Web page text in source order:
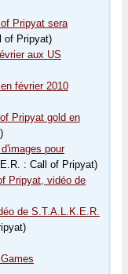
Pripyat sera
of Pripyat)
aux US
février 2010
Pripyat gold en
pour
: Call of Pripyat)
Pripyat, vidéo de
de S.T.A.L.K.E.R.